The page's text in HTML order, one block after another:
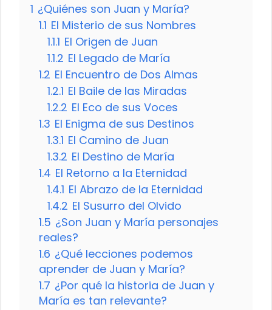
1 ¿Quiénes son Juan y María?
1.1 El Misterio de sus Nombres
1.1.1 El Origen de Juan
1.1.2 El Legado de María
1.2 El Encuentro de Dos Almas
1.2.1 El Baile de las Miradas
1.2.2 El Eco de sus Voces
1.3 El Enigma de sus Destinos
1.3.1 El Camino de Juan
1.3.2 El Destino de María
1.4 El Retorno a la Eternidad
1.4.1 El Abrazo de la Eternidad
1.4.2 El Susurro del Olvido
1.5 ¿Son Juan y María personajes
reales?
1.6 ¿Qué lecciones podemos
aprender de Juan y María?
1.7 ¿Por qué la historia de Juan y
María es tan relevante?